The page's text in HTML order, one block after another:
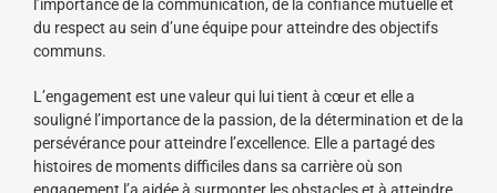
l’importance de la communication, de la confiance mutuelle et
du respect au sein d’une équipe pour atteindre des objectifs
communs.
L’engagement est une valeur qui lui tient à cœur et elle a
souligné l’importance de la passion, de la détermination et de la
persévérance pour atteindre l’excellence. Elle a partagé des
histoires de moments difficiles dans sa carrière où son
engagement l’a aidée à surmonter les obstacles et à atteindre